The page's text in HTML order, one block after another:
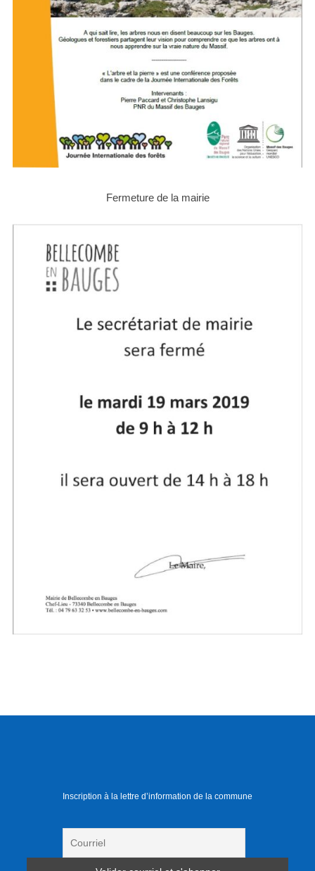
Fermeture de la mairie
Inscription à la lettre d’information de la commune